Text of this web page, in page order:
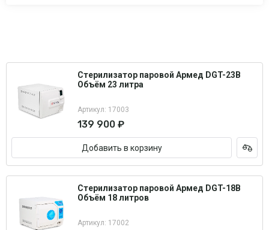
Стерилизатор паровой Армед DGT-23B
Объём 23 литра
Артикул: 17003
139 900 ₽
Добавить в корзину
Стерилизатор паровой Армед DGT-18B
Объём 18 литров
Артикул: 17002